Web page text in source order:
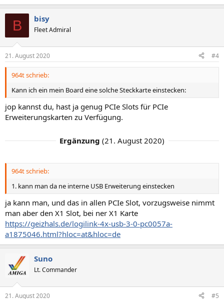
B bisy
Fleet Admiral
21. August 2020 #4
964t schrieb:
Kann ich ein mein Board eine solche Steckkarte einstecken:
jop kannst du, hast ja genug PCIe Slots für PCIe
Erweiterungskarten zu Verfügung.
Ergänzung (21. August 2020)
964t schrieb:
1. kann man da ne interne USB Erweiterung einstecken
ja kann man, und das in allen PCIe Slot, vorzugsweise nimmt
man aber den X1 Slot, bei ner X1 Karte
https://geizhals.de/logilink-4x-usb-3-0-pc0057a-
a1875046.html?hloc=at&hloc=de
Suno
Lt. Commander
21. August 2020 #5